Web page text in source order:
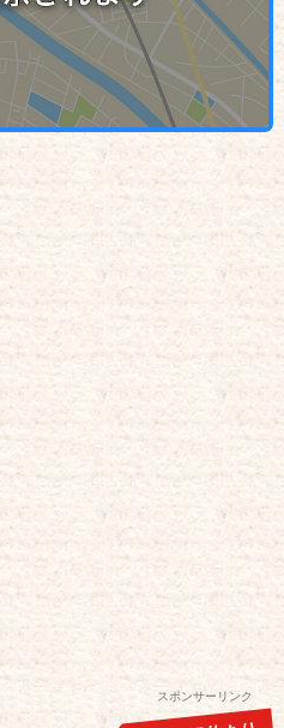
スポンサーリンク